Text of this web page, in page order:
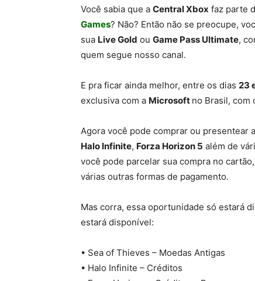
Você sabia que a Central Xbox faz parte
Games? Não? Então não se preocupe,
sua Live Gold ou Game Pass Ultimate,
quem segue nosso canal.
E pra ficar ainda melhor, entre os dias 23
exclusiva com a Microsoft no Brasil, com
Agora você pode comprar ou presentear
Halo Infinite, Forza Horizon 5 além de
você pode parcelar sua compra no
várias outras formas de pagamento.
Mas corra, essa oportunidade só estará
estará disponível:
• Sea of Thieves – Moedas Antigas
• Halo Infinite – Créditos